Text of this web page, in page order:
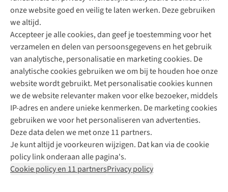
onze website goed en veilig te laten werken. Deze gebruiken
we altijd.
Accepteer je alle cookies, dan geef je toestemming voor het
verzamelen en delen van persoonsgegevens en het gebruik
van analytische, personalisatie en marketing cookies. De
analytische cookies gebruiken we om bij te houden hoe onze
website wordt gebruikt. Met personalisatie cookies kunnen
we de website relevanter maken voor elke bezoeker, middels
IP-adres en andere unieke kenmerken. De marketing cookies
gebruiken we voor het personaliseren van advertenties.
Deze data delen we met onze 11 partners.
Je kunt altijd je voorkeuren wijzigen. Dat kan via de cookie
policy link onderaan alle pagina's.
Cookie policy en 11 partnersPrivacy policy
Direct advies van een Buitenexpert
+31 (0)85 888 50 88
+31 6 12 28 49 80
Contactformulier